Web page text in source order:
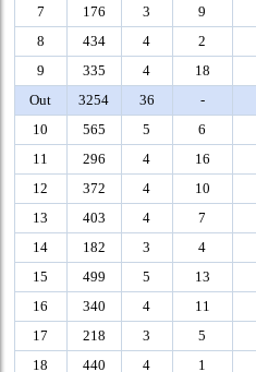
7
176 3
9
8
434 4
2
9
335 4
18
Out
3254 36
-
10
565 5
6
11
296 4
16
12
372 4
10
13
403 4
7
14
182 3
4
15
499 5
13
16
340 4
11
17
218 3
5
18
440 4
1